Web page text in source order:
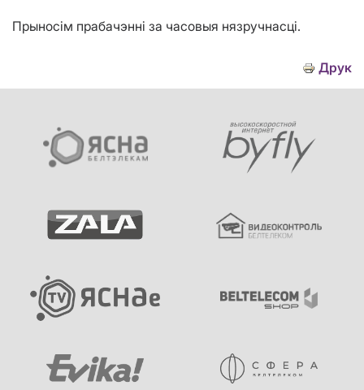
Прыносім прабачэнні за часовыя нязручнасці.
Друк